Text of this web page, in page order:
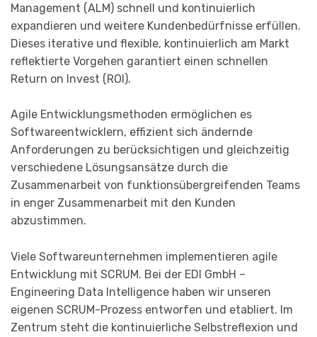
Management (ALM) schnell und kontinuierlich
expandieren und weitere Kundenbedürfnisse erfüllen.
Dieses iterative und flexible, kontinuierlich am Markt
reflektierte Vorgehen garantiert einen schnellen
Return on Invest (ROI).
Agile Entwicklungsmethoden ermöglichen es
Softwareentwicklern, effizient sich ändernde
Anforderungen zu berücksichtigen und gleichzeitig
verschiedene Lösungsansätze durch die
Zusammenarbeit von funktionsübergreifenden Teams
in enger Zusammenarbeit mit den Kunden
abzustimmen.
Viele Softwareunternehmen implementieren agile
Entwicklung mit SCRUM. Bei der EDI GmbH –
Engineering Data Intelligence haben wir unseren
eigenen SCRUM-Prozess entworfen und etabliert. Im
Zentrum steht die kontinuierliche Selbstreflexion und